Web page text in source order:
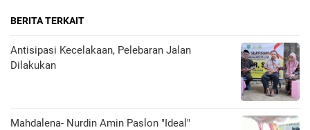
BERITA TERKAIT
Antisipasi Kecelakaan, Pelebaran Jalan
Dilakukan
Mahdalena- Nurdin Amin Paslon "Ideal"